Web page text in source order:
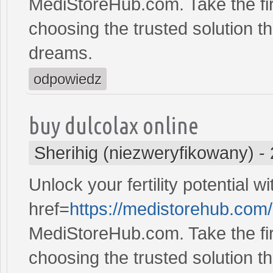
MediStoreHub.com. Take the
choosing the trusted solution
dreams.
odpowiedz
buy dulcolax online
Sherihig (niezweryfikowany) -
Unlock your fertility potential
href=https://
MediStoreHub.com. Take the
choosing the trusted solution